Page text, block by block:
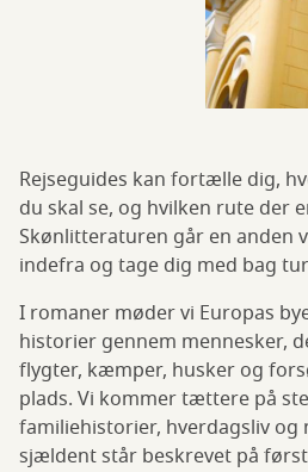
Rejseguides kan fortælle dig,
du skal se, og hvilken rute der
Skønlitteraturen går en anden
indefra og tage dig med bag
I romaner møder vi Europas
historier gennem mennesker,
flygter, kæmper, husker og
plads. Vi kommer tættere på
familiehistorier, hverdagsliv og
sjældent står beskrevet på